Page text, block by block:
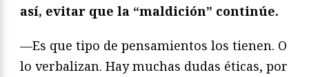
así, evitar que la “maldición” continúe.
—Es que tipo de pensamientos los tienen. O
lo verbalizan. Hay muchas dudas éticas, por